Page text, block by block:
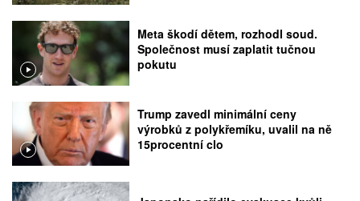
Meta škodí dětem, rozhodl soud.
Společnost musí zaplatit tučnou
pokutu
Trump zavedl minimální ceny
výrobků z polykřemíku, uvalil na ně
15procentní clo